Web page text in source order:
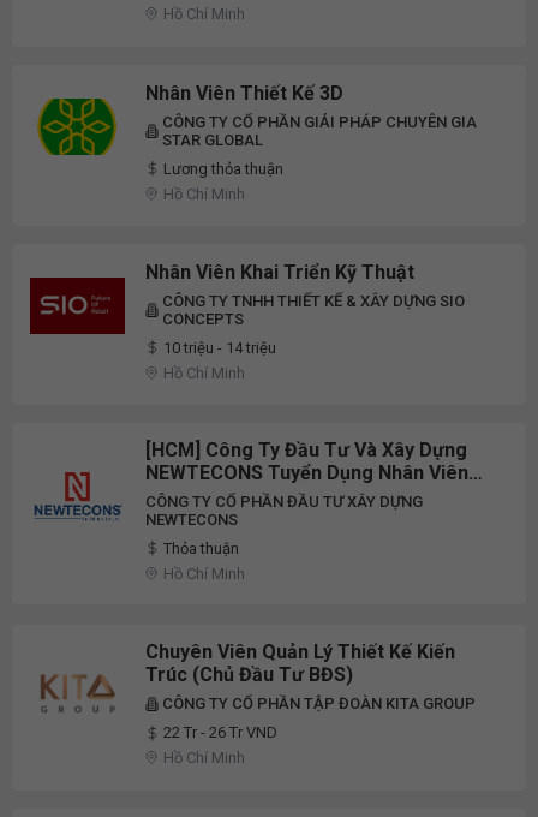
Hồ Chí Minh
Nhân Viên Thiết Kế 3D
CÔNG TY CỔ PHẦN GIẢI PHÁP CHUYÊN GIA
STAR GLOBAL
Lương thỏa thuận
Hồ Chí Minh
Nhân Viên Khai Triển Kỹ Thuật
CÔNG TY TNHH THIẾT KẾ & XÂY DỰNG SIO
CONCEPTS
10 triệu - 14 triệu
Hồ Chí Minh
[HCM] Công Ty Đầu Tư Và Xây Dựng
NEWTECONS Tuyển Dụng Nhân Viên
Thiết Kế Full-Time 2026
CÔNG TY CỔ PHẦN ĐẦU TƯ XÂY DỰNG
NEWTECONS
Thỏa thuận
Hồ Chí Minh
Chuyên Viên Quản Lý Thiết Kế Kiến
Trúc (Chủ Đầu Tư BĐS)
CÔNG TY CỔ PHẦN TẬP ĐOÀN KITA GROUP
22 Tr - 26 Tr VND
Hồ Chí Minh